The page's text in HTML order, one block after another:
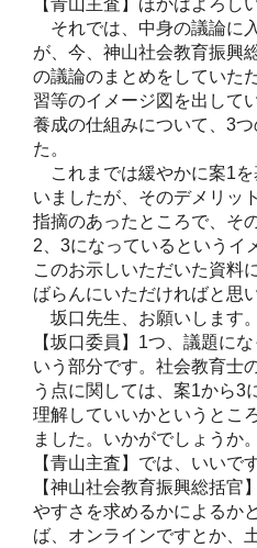
それでは、中身の議論に
が、今、神山社会教育振興
の議論のまとめをしていた
習等のイメージ図を出して
養成の仕組みについて、3
た。
これまでは緩やかに案1を
いましたが、そのデメリッ
指摘のあったところで、そ
2、3になっているというイ
このお示しいただいた資料
ばらんにいただければと思
坂口先生、お願いします。
【坂口委員】1つ、議題に
いう部分です。社会教育士
う点に関しては、案1から3
理解していいかというとこ
ました。いかがでしょうか。
【青山主査】では、いいで
【神山社会教育振興総括官
やすさを求めるかによるか
ば、オンラインですとか、